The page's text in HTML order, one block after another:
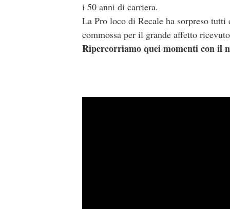
i 50 anni di carriera.
La Pro loco di Recale ha sorpreso
commossa per il grande affetto
Ripercorriamo quei momenti con il